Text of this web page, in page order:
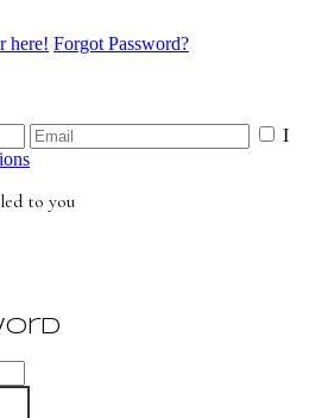
here! Forgot Password?
I
to you